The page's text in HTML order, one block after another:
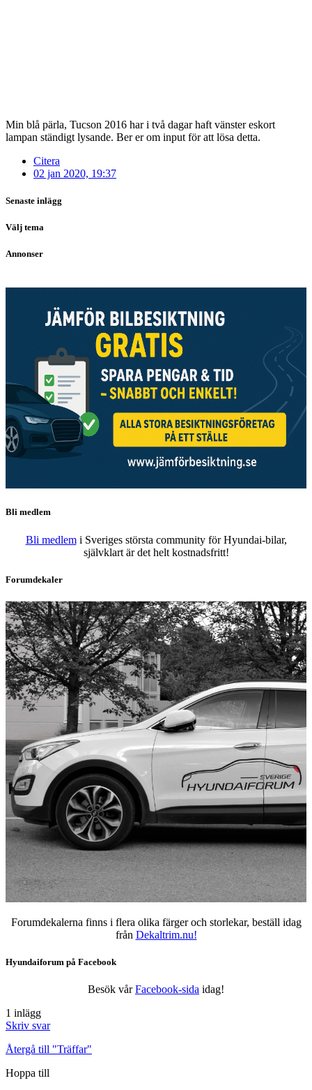
Min blå pärla, Tucson 2016 har i två dagar haft vänster eskort
lampan ständigt lysande. Ber er om input för att lösa detta.
Citera
02 jan 2020, 19:37
Senaste inlägg
Välj tema
Annonser
Bli medlem
Bli medlemi Sveriges största community för Hyundai-bilar,
självklart är det helt kostnadsfritt!
Forumdekaler
Forumdekalerna finns i flera olika färger och storlekar, beställ idag
från Dekaltrim.nu!
Hyundaiforum på Facebook
Besök vårFacebook-sida idag!
1 inlägg
Skriv svar
Återgå till "Träffar"
Hoppa till